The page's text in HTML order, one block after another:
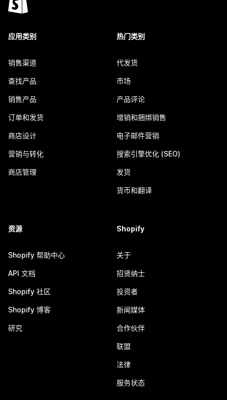
应用类别
销售渠道
查找产品
销售产品
订单和发货
商店设计
营销与转化
商店管理
热门类别
代发货
市场
产品评论
增销和捆绑销售
电子邮件营销
搜索引擎优化 (SEO)
发货
货币和翻译
资源
Shopify 帮助中心
API 文档
Shopify 社区
Shopify 博客
研究
Shopify
关于
招贤纳士
投资者
新闻媒体
合作伙伴
联盟
法律
服务状态